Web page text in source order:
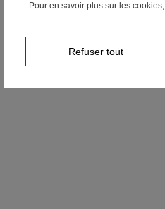
Pour en savoir plus sur les cookies,
Refuser tout